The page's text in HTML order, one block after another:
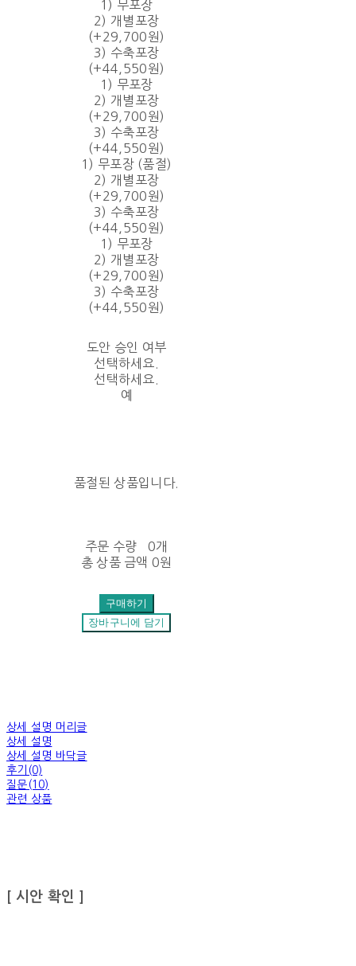
1) 무포장
2) 개별포장
(+29,700원)
3) 수축포장
(+44,550원)
1) 무포장
2) 개별포장
(+29,700원)
3) 수축포장
(+44,550원)
1) 무포장 (품절)
2) 개별포장
(+29,700원)
3) 수축포장
(+44,550원)
1) 무포장
2) 개별포장
(+29,700원)
3) 수축포장
(+44,550원)
도안 승인 여부
선택하세요.
선택하세요.
예
품절된 상품입니다.
주문 수량
0개
총 상품 금액 0원
구매하기
장바구니에 담기
상세 설명 머리글
상세 설명
상세 설명 바닥글
후기(0)
질문(10)
관련 상품
[ 시안 확인 ]